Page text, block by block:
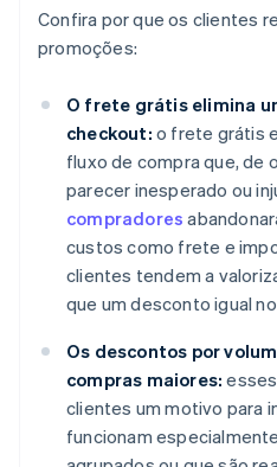
Confira por que os clientes
promoções:
O frete grátis elimina
checkout: o frete grátis
fluxo de compra que, de
parecer inesperado ou
compradores
custos como frete e
clientes tendem a
que um desconto igual
Os descontos por
compras maiores:
clientes um motivo para
funcionam